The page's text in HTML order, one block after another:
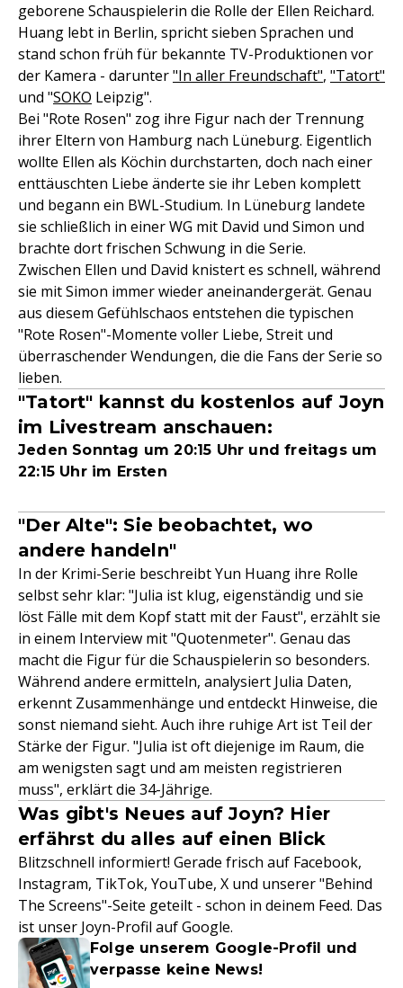
geborene Schauspielerin die Rolle der Ellen Reichard.
Huang lebt in Berlin, spricht sieben Sprachen und
stand schon früh für bekannte TV-Produktionen vor
der Kamera - darunter"In aller Freundschaft", "Tatort"
und "SOKO Leipzig".
Bei "Rote Rosen" zog ihre Figur nach der Trennung
ihrer Eltern von Hamburg nach Lüneburg. Eigentlich
wollte Ellen als Köchin durchstarten, doch nach einer
enttäuschten Liebe änderte sie ihr Leben komplett
und begann ein BWL-Studium. In Lüneburg landete
sie schließlich in einer WG mit David und Simon und
brachte dort frischen Schwung in die Serie.
Zwischen Ellen und David knistert es schnell, während
sie mit Simon immer wieder aneinandergerät. Genau
aus diesem Gefühlschaos entstehen die typischen
"Rote Rosen"-Momente voller Liebe, Streit und
überraschender Wendungen, die die Fans der Serie so
lieben.
"Tatort" kannst du kostenlos auf Joyn
im Livestream anschauen:
Jeden Sonntag um 20:15 Uhr und freitags um
22:15 Uhr im Ersten
"Der Alte": Sie beobachtet, wo
andere handeln"
In der Krimi-Serie beschreibt Yun Huang ihre Rolle
selbst sehr klar: "Julia ist klug, eigenständig und sie
löst Fälle mit dem Kopf statt mit der Faust", erzählt sie
in einem Interview mit "Quotenmeter". Genau das
macht die Figur für die Schauspielerin so besonders.
Während andere ermitteln, analysiert Julia Daten,
erkennt Zusammenhänge und entdeckt Hinweise, die
sonst niemand sieht. Auch ihre ruhige Art ist Teil der
Stärke der Figur. "Julia ist oft diejenige im Raum, die
am wenigsten sagt und am meisten registrieren
muss", erklärt die 34-Jährige.
Was gibt's Neues auf Joyn? Hier
erfährst du alles auf einen Blick
Blitzschnell informiert! Gerade frisch auf Facebook,
Instagram, TikTok, YouTube, X und unserer "Behind
The Screens"-Seite geteilt - schon in deinem Feed. Das
ist unser Joyn-Profil auf Google.
Folge unserem Google-Profil und
verpasse keine News!